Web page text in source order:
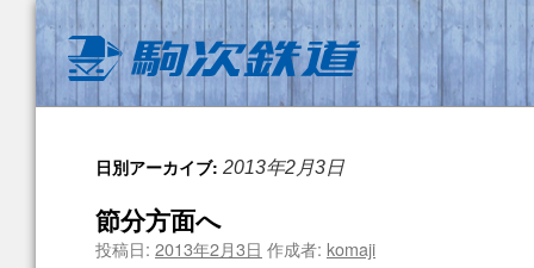
日別アーカイブ: 2013年2月3日
節分方面へ
投稿日: 2013年2月3日 作成者: komaji